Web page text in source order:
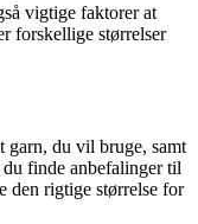
vigtige faktorer at
forskellige størrelser
garn, du vil bruge, samt
finde anbefalinger til
den rigtige størrelse for